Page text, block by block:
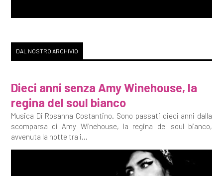
DAL NOSTRO ARCHIVIO
Dieci anni senza Amy Winehouse, la
regina del soul bianco
Musica Di Rosanna Costantino. Sono passati dieci anni dalla
scomparsa di Amy Winehouse, la regina del soul bianco,
avvenuta la notte tra i...